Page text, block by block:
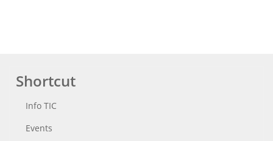
Shortcut
Info TIC
Events